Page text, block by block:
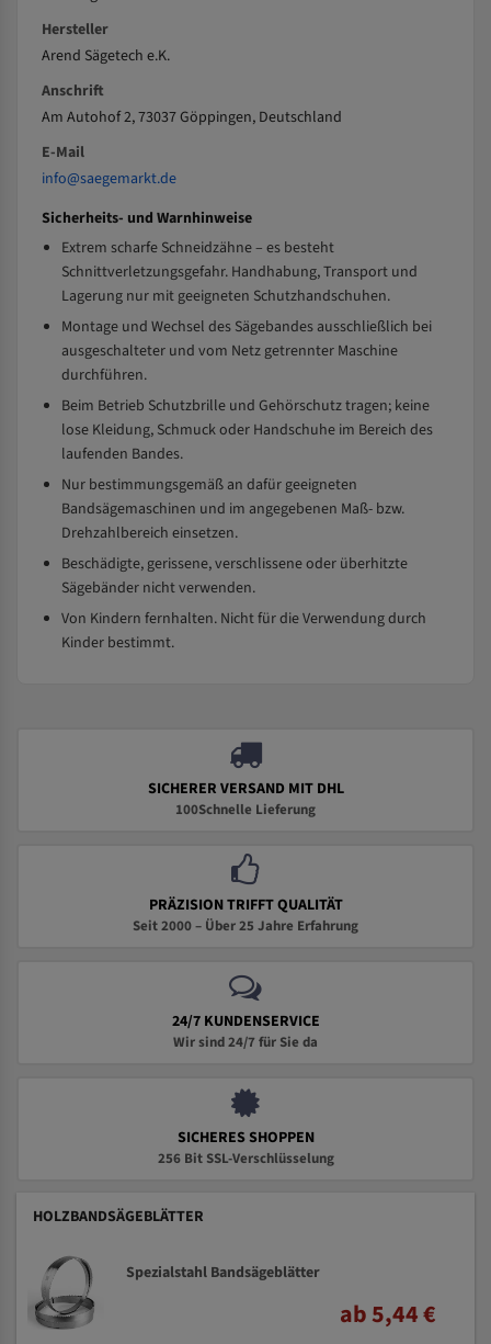
Hersteller
Arend Sägetech e.K.
Anschrift
Am Autohof 2, 73037 Göppingen, Deutschland
E-Mail
info@saegemarkt.de
Sicherheits- und Warnhinweise
Extrem scharfe Schneidzähne – es besteht
Schnittverletzungsgefahr. Handhabung, Transport und
Lagerung nur mit geeigneten Schutzhandschuhen.
Montage und Wechsel des Sägebandes ausschließlich bei
ausgeschalteter und vom Netz getrennter Maschine
durchführen.
Beim Betrieb Schutzbrille und Gehörschutz tragen; keine
lose Kleidung, Schmuck oder Handschuhe im Bereich des
laufenden Bandes.
Nur bestimmungsgemäß an dafür geeigneten
Bandsägemaschinen und im angegebenen Maß- bzw.
Drehzahlbereich einsetzen.
Beschädigte, gerissene, verschlissene oder überhitzte
Sägebänder nicht verwenden.
Von Kindern fernhalten. Nicht für die Verwendung durch
Kinder bestimmt.
SICHERER VERSAND MIT DHL
100Schnelle Lieferung
PRÄZISION TRIFFT QUALITÄT
Seit 2000 – Über 25 Jahre Erfahrung
24/7 KUNDENSERVICE
Wir sind 24/7 für Sie da
SICHERES SHOPPEN
256 Bit SSL-Verschlüsselung
HOLZBANDSÄGEBLÄTTER
Spezialstahl Bandsägeblätter
ab 5,44 €